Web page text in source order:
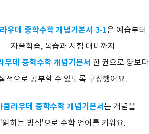
우데 중학수학 개념기본서 3-1은 예습부터
자율학습, 복습과 시험 대비까지
우데 중학수학 개념기본서 한 권으로 양보다
적으로 공부할 수 있도록 구성했어요.
쿰라우데 중학수학 개념기본서 는 개념을
'읽히는 방식'으로 수학 언어를 키워요.